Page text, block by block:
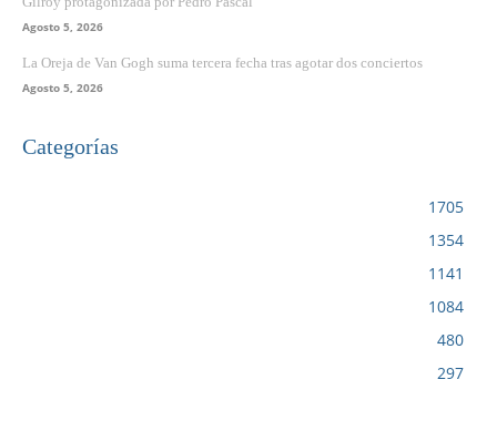
Agosto 5, 2026
La Oreja de Van Gogh suma tercera fecha tras agotar dos conciertos
Agosto 5, 2026
Categorías
1705
1354
1141
1084
480
297